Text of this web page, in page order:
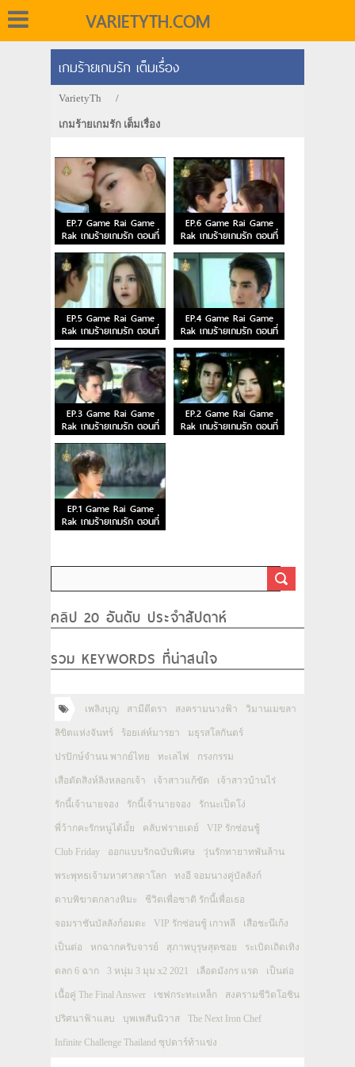
VARIETYTH.COM
เกมร้ายเกมรัก เต็มเรื่อง
VarietyTh /
เกมร้ายเกมรัก เต็มเรื่อง
EP.7 Game Rai Game
Rak เกมร้ายเกมรัก ตอนที่
7
EP.6 Game Rai Game
Rak เกมร้ายเกมรัก ตอนที่
6
EP.5 Game Rai Game
Rak เกมร้ายเกมรัก ตอนที่
5
EP.4 Game Rai Game
Rak เกมร้ายเกมรัก ตอนที่
4
EP.3 Game Rai Game
Rak เกมร้ายเกมรัก ตอนที่
3
EP.2 Game Rai Game
Rak เกมร้ายเกมรัก ตอนที่
2
EP.1 Game Rai Game
Rak เกมร้ายเกมรัก ตอนที่
1
คลิป 20 อันดับ ประจำสัปดาห์
รวม KEYWORDS ที่น่าสนใจ
เพลิงบุญ สามีตีตรา สงครามนางฟ้า วิมานเมขลา
ลิขิตแห่งจันทร์ ร้อยเล่ห์มารยา มธุรสโลกันตร์
ปรปักษ์จำนน พากย์ไทย ทะเลไฟ กรงกรรม
เสือตัดสิงห์ลิงหลอกเจ้า เจ้าสาวแก้ขัด เจ้าสาวบ้านไร่
รักนี้เจ้านายจอง รักนี้เจ้านายจอง รักนะเป็ดโง่
พี่ว้ากคะรักหนูได้มั้ย คลับฟรายเดย์ VIP รักซ่อนชู้
Club Friday ออกแบบรักฉบับพิเศษ วุ่นรักทายาทพันล้าน
พระพุทธเจ้ามหาศาสดาโลก ทงอี จอมนางคู่บัลลังก์
ดาบพิฆาตกลางหิมะ ชีวิตเพื่อชาติ รักนี้เพื่อเธอ
จอมราชันบัลลังก์อมตะ VIP รักซ่อนชู้ เกาหลี เสือชะนีเก้ง
เป็นต่อ หกฉากครับจารย์ สุภาพบุรุษสุดซอย ระเบิดเถิดเทิง
ตลก 6 ฉาก 3 หนุ่ม 3 มุม x2 2021 เลือดมังกร แรด เป็นต่อ
เนื้อคู่ The Final Answer เชฟกระทะเหล็ก สงครามชีวิตโอชิน
ปริศนาฟ้าแลบ บุพเพสันนิวาส The Next Iron Chef
Infinite Challenge Thailand ซุปตาร์ท้าแข่ง